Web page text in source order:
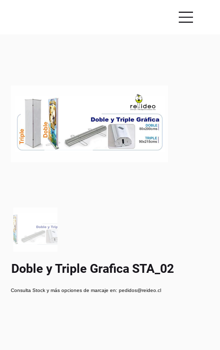
Doble y Triple Grafica STA_02
Consulta Stock y más opciones de marcaje en: pedidos@reideo.cl